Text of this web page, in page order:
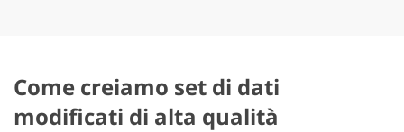
Come creiamo set di dati
modificati di alta qualità